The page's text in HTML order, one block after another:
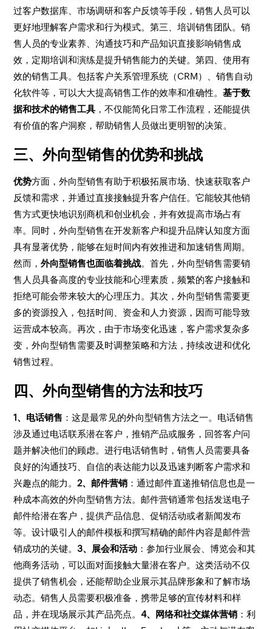
过客户数据库、市场调研和客户反馈等手段，销售人员可以
更好地理解客户需求和行为模式。第三、培训销售团队。销
售人员的专业素养、沟通技巧和产品知识直接影响销售成
效，定期培训和演练是提升销售能力的关键。第四、使用有
效的销售工具。包括客户关系管理系统（CRM）、销售自动
化软件等，可以大大提高销售工作的效率和准确性。基于数
据和技术的销售工具 ，不仅能简化日常工作流程，还能提供
有价值的客户洞察，帮助销售人员做出更明智的决策。
三、外向型销售的优势和挑战
优势方面，外向型销售有助于积极拓展市场、快速获取客户
反馈和需求，并通过直接接触提升客户信任。它能较其他销
售方式更快地识别商机和创业机会，并有效提高市场占有
率。同时，外向型销售在开发新客户和提升品牌认知度方面
具有显著优势，能够在短时间内有效推进和加速销售周期。
然而，外向型销售也面临着挑战。首先，外向型销售需要销
售人员具备高度的专业技能和心理素质，频繁的客户接触和
拒绝可能会带来较大的心理压力。其次，外向型销售需要更
多的资源投入，包括时间、资金和人力资源，因而可能导致
运营成本较高。再次，由于市场变化迅速，客户需求复杂多
变，外向型销售需要及时调整策略和方法，持续改进和优化
销售过程。
四、外向型销售的方法和技巧
1、电话销售 ：这是最常见的外向型销售方法之一。电话销售
涉及通过电话联系潜在客户，推销产品或服务，回答客户问
题并解决他们的顾虑。进行电话销售时，销售人员需要具备
良好的沟通技巧、自信的表达能力以及迅速判断客户需求和
兴趣点的能力。2、邮件营销 ：通过邮件直递推销信息也是一
种成本高效的外向型销售方法。邮件营销通常包括发送电子
邮件给潜在客户，提供产品信息、促销活动或者新闻发布
等。设计吸引人的邮件模板和撰写精确的邮件内容是邮件营
销成功的关键。3、展会和活动 ：参加行业展会、博览会和其
他商务活动，可以面对面接触大量潜在客户。这类活动不仅
提供了销售机会，还能帮助企业展示其品牌形象和了解市场
动态。销售人员需要积极准备，携带足够的宣传材料和样
品，并在现场展示其产品亮点。4、网络和社交媒体营销 ：利